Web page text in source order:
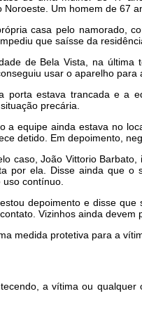
Noroeste. Um homem de 67
casa pelo namorado,
que saísse da
de Bela Vista, na
usar o aparelho
porta estava trancada e a
precária.
a equipe ainda estava no
detido. Em depoimento,
caso, João Vittorio
por ela. Disse ainda que o
contínuo.
depoimento e disse
Vizinhos ainda devem
medida protetiva para a
a vítima ou